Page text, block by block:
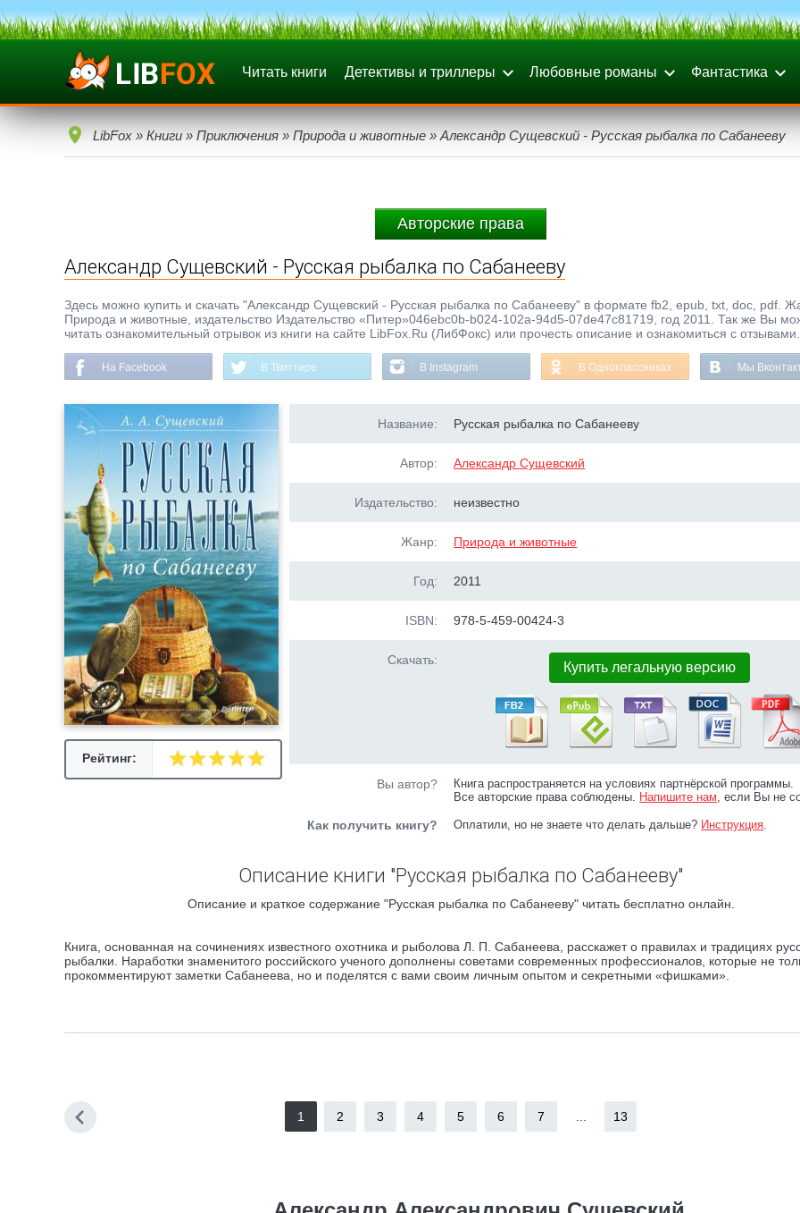
Читать книги Детективы и триллеры Любовные романы Фантастика
LibFox » Книги » Приключения » Природа и животные » Александр Сущевский - Русская рыбалка по Сабанееву
Авторские права
Александр Сущевский - Русская рыбалка по Сабанееву
Здесь можно купить и скачать "Александр Сущевский - Русская рыбалка по Сабанееву" в формате fb2, epub, txt, doc, pdf.
Природа и животные, издательство Издательство «Питер»046ebc0b-b024-102a-94d5-07de47c81719, год 2011. Так же Вы
читать ознакомительный отрывок из книги на сайте LibFox.Ru (ЛибФокс) или прочесть описание и ознакомиться с отзывами.
На Facebook В Твиттере В Instagram В Одноклассниках Мы
Рейтинг:
Название: Русская рыбалка по Сабанееву
Автор: Александр Сущевский
Издательство: неизвестно
Жанр: Природа и животные
Год: 2011
ISBN: 978-5-459-00424-3
Скачать: Купить легальную версию
Вы автор?
Книга распространяется на условиях партнёрской программы.
Все авторские права соблюдены. Напишите нам, если Вы не
Как получить книгу? Оплатили, но не знаете что делать дальше? Инструкция.
Описание книги "Русская рыбалка по Сабанееву"
Описание и краткое содержание "Русская рыбалка по Сабанееву" читать бесплатно онлайн.
Книга, основанная на сочинениях известного охотника и рыболова Л. П. Сабанеева, расскажет о правилах и традициях
рыбалки. Наработки знаменитого российского ученого дополнены советами современных профессионалов, которые не
прокомментируют заметки Сабанеева, но и поделятся с вами своим личным опытом и секретными «фишками».
1 2 3 4 5 6 7 13